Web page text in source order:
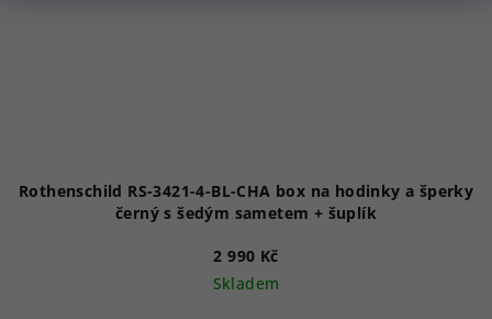
Rothenschild RS-3421-4-BL-CHA box na hodinky a šperky
černý s šedým sametem + šuplík
2 990 Kč
Skladem